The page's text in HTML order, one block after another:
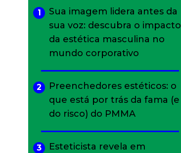
1
Sua imagem lidera antes da
sua voz: descubra o impacto
da estética masculina no
mundo corporativo
2
Preenchedores estéticos: o
que está por trás da fama (e
do risco) do PMMA
3
Esteticista revela em